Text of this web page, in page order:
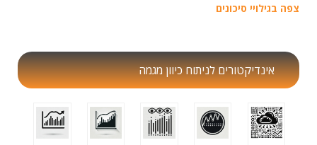
צפה בגילויי סיכונים
אינדיקטורים לניתוח כיוון מגמה